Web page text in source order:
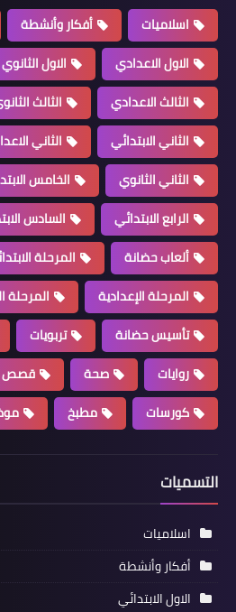
اسلاميات أفكار وأنشطة
الاول الاعدادي
الاول الثانوي
الثالث الاعدادي
الثالث
الثاني الابتدائي
الثاني
الثاني الثانوي
الخامس
الرابع الابتدائي
السادس
ألعاب حضانة
المرحلة
المرحلة الإعدادية
المرحلة
تأسيس حضانة
تربويات
روايات
صحة
قصص
كورسات
مطبخ
التسميات
اسلاميات
أفكار وأنشطة
الاول الابتدائي